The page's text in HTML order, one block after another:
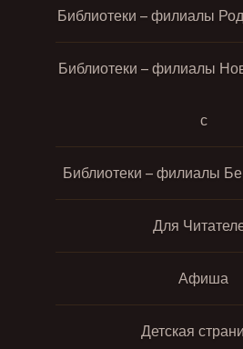
Библиотеки – филиалы
Библиотеки – филиалы
с
Библиотеки – филиалы
Для
Афиша
Детская